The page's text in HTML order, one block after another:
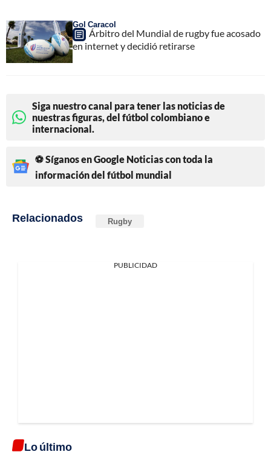
Gol Caracol
Árbitro del Mundial de rugby fue acosado
en internet y decidió retirarse
Siga nuestro canal para tener las noticias de
nuestras figuras, del fútbol colombiano e
internacional.
⚽ Síganos en Google Noticias con toda la
información del fútbol mundial
Relacionados Rugby
PUBLICIDAD
Lo último